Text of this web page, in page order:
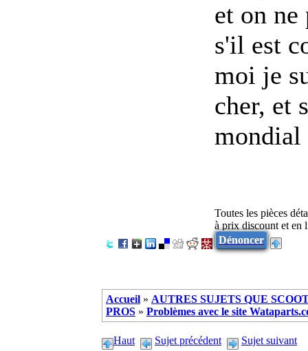
et on ne
s'il est
moi je
cher, et
mondial
Toutes les pièces
à prix discount et
Dénoncer
Accueil » AUTRES SUJETS QUE
PROS » Problèmes avec le site
Haut Sujet précédent Sujet suivant